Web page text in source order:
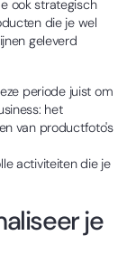
ook strategisch
die je wel
geleverd
periode juist om
het
van productfoto's
activiteiten die je
je